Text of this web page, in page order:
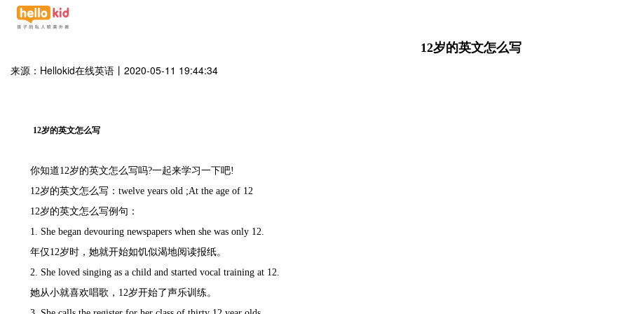
12岁的英文怎么写
来源：Hellokid在线英语 丨 2020-05-11 19:44:34
12岁的英文怎么写
你知道12岁的英文怎么写吗?一起来学习一下吧!
12岁的英文怎么写：twelve years old ;At the age of 12
12岁的英文怎么写例句：
1. She began devouring newspapers when she was only 12.
年仅12岁时，她就开始如饥似渴地阅读报纸。
2. She loved singing as a child and started vocal training at 12.
她从小就喜欢唱歌， 12岁开始了声乐训练。